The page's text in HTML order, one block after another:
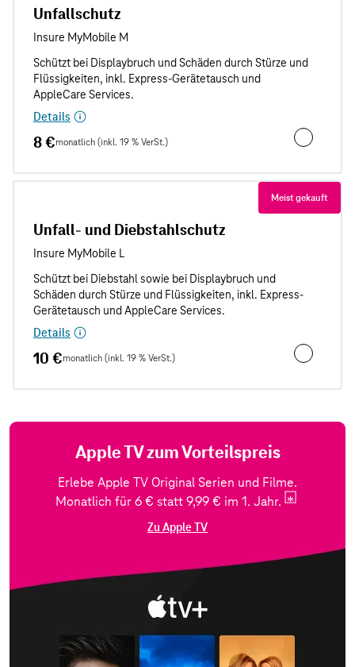
Unfallschutz
Details
8 €monatlich (inkl. 19 % VerSt.)
Meist gekauft
Unfall- und Diebstahlschutz
Details
10 €monatlich (inkl. 19 % VerSt.) Unfall- und